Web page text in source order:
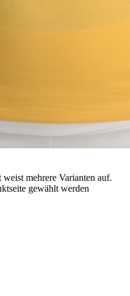
weist mehrere Varianten auf.
gewählt werden